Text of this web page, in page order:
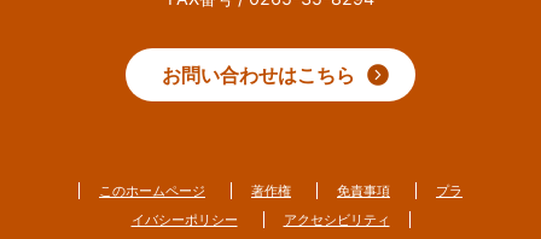
お問い合わせはこちら
このホームページ 著作権 免責事項
プラ
イバシーポリシー
アクセシビリティ